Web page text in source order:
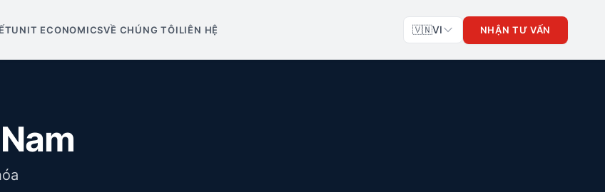
UNIT ECONOMICSVỀ CHÚNG TÔILIÊN HỆ 🇻🇳VI NHẬN TƯ VẤN